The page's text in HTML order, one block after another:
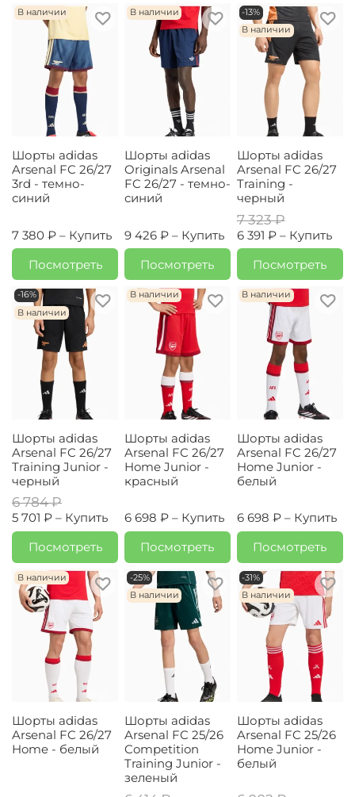
В наличии
Шорты adidas
Arsenal FC 26/27
3rd - темно-
синий
7 380 ₽ – Купить
Посмотреть
В наличии
Шорты adidas
Originals Arsenal
FC 26/27 - темно-
синий
9 426 ₽ – Купить
Посмотреть
-13%
В наличии
Шорты adidas
Arsenal FC 26/27
Training -
черный
7 323 ₽
6 391 ₽ – Купить
Посмотреть
-16%
В наличии
Шорты adidas
Arsenal FC 26/27
Training Junior -
черный
6 784 ₽
5 701 ₽ – Купить
Посмотреть
В наличии
Шорты adidas
Arsenal FC 26/27
Home Junior -
красный
6 698 ₽ – Купить
Посмотреть
В наличии
Шорты adidas
Arsenal FC 26/27
Home Junior -
белый
6 698 ₽ – Купить
Посмотреть
В наличии
Шорты adidas
Arsenal FC 26/27
Home - белый
-25%
В наличии
Шорты adidas
Arsenal FC 25/26
Competition
Training Junior -
зеленый
-31%
В наличии
Шорты adidas
Arsenal FC 25/26
Home Junior -
белый